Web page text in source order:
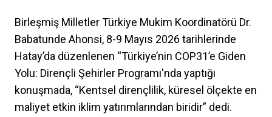
Birleşmiş Milletler Türkiye Mukim Koordinatörü Dr.
Babatunde Ahonsi, 8-9 Mayıs 2026 tarihlerinde
Hatay’da düzenlenen “Türkiye’nin COP31’e Giden
Yolu: Dirençli Şehirler Programı'nda yaptığı
konuşmada, “Kentsel dirençlilik, küresel ölçekte en
maliyet etkin iklim yatırımlarından biridir” dedi.